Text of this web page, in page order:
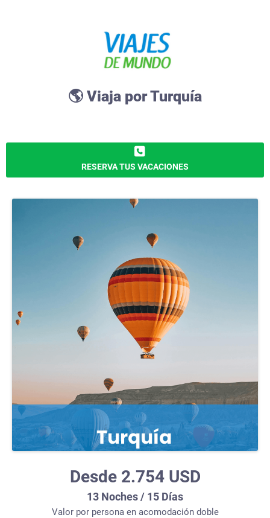
🌎 Viaja por Turquía
RESERVA TUS VACACIONES
Desde 2.754 USD
13 Noches / 15 Días
Valor por persona en acomodación doble